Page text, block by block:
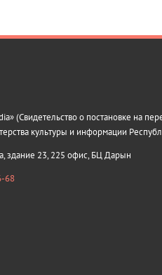
(Свидетельство о постановке на
культуры и информации
здание 23, 225 офис, БЦ Дарын
68